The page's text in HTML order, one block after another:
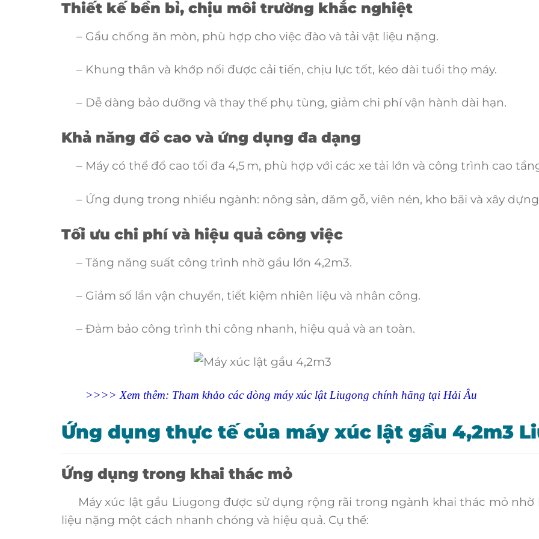
Thiết kế bền bỉ, chịu môi trường khắc nghiệt
– Gầu chống ăn mòn, phù hợp cho việc đào và tải vật liệu nặng.
– Khung thân và khớp nối được cải tiến, chịu lực tốt, kéo dài tuổi thọ máy.
– Dễ dàng bảo dưỡng và thay thế phụ tùng, giảm chi phí vận hành dài hạn.
Khả năng đổ cao và ứng dụng đa dạng
– Máy có thể đổ cao tối đa 4,5 m, phù hợp với các xe tải lớn và công trình cao
– Ứng dụng trong nhiều ngành: nông sản, dăm gỗ, viên nén, kho bãi và xây
Tối ưu chi phí và hiệu quả công việc
– Tăng năng suất công trình nhờ gầu lớn 4,2m3.
– Giảm số lần vận chuyển, tiết kiệm nhiên liệu và nhân công.
– Đảm bảo công trình thi công nhanh, hiệu quả và an toàn.
>>>> Xem thêm: Tham khảo các dòng máy xúc lật Liugong chính hãng tại Hải Âu
Ứng dụng thực tế của máy xúc lật gầu 4,2m3
Ứng dụng trong khai thác mỏ
Máy xúc lật gầu Liugong được sử dụng rộng rãi trong ngành khai thác mỏ nhờ
liệu nặng một cách nhanh chóng và hiệu quả. Cụ thể: